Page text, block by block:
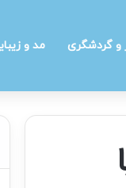
و گردشگری مد و